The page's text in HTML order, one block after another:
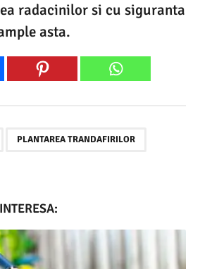
radacinilor si cu siguranta
asta.
PLANTAREA TRANDAFIRILOR